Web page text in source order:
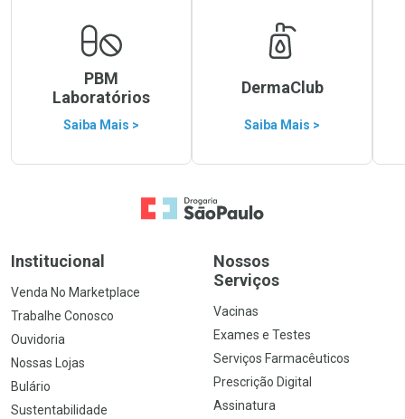
PBM
Laboratórios
Saiba Mais >
DermaClub
Saiba Mais >
Ir para a Home
Institucional
Venda No Marketplace
Trabalhe Conosco
Ouvidoria
Nossas Lojas
Bulário
Sustentabilidade
Nossos
Serviços
Vacinas
Exames e Testes
Serviços Farmacêuticos
Prescrição Digital
Assinatura